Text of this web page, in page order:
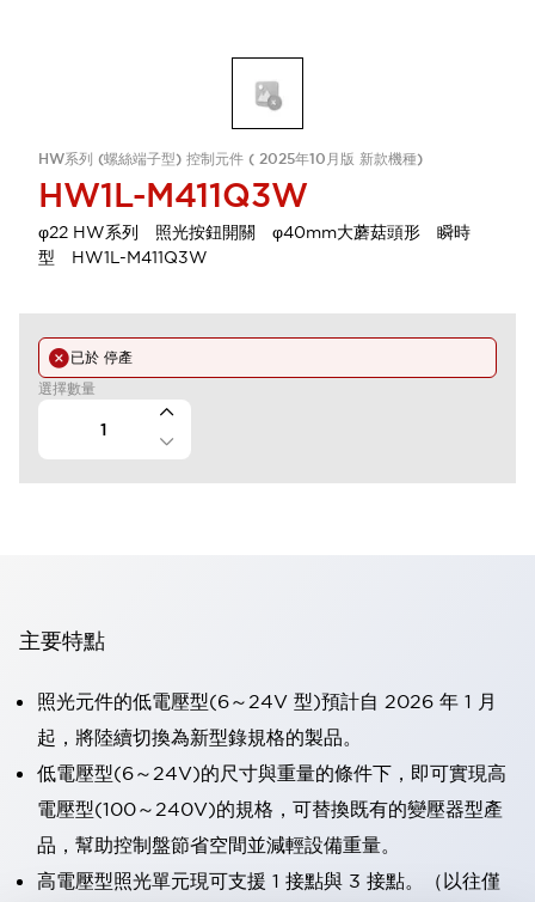
HW系列 (螺絲端子型) 控制元件 ( 2025年10月版 新款機種)
HW1L-M411Q3W
φ22 HW系列 照光按鈕開關 φ40mm大蘑菇頭形 瞬時
型 HW1L-M411Q3W
已於 停產
選擇數量
主要特點
照光元件的低電壓型(6～24V 型)預計自 2026 年 1 月
起，將陸續切換為新型錄規格的製品。
低電壓型(6～24V)的尺寸與重量的條件下，即可實現高
電壓型(100～240V)的規格，可替換既有的變壓器型產
品，幫助控制盤節省空間並減輕設備重量。
高電壓型照光單元現可支援 1 接點與 3 接點。（以往僅